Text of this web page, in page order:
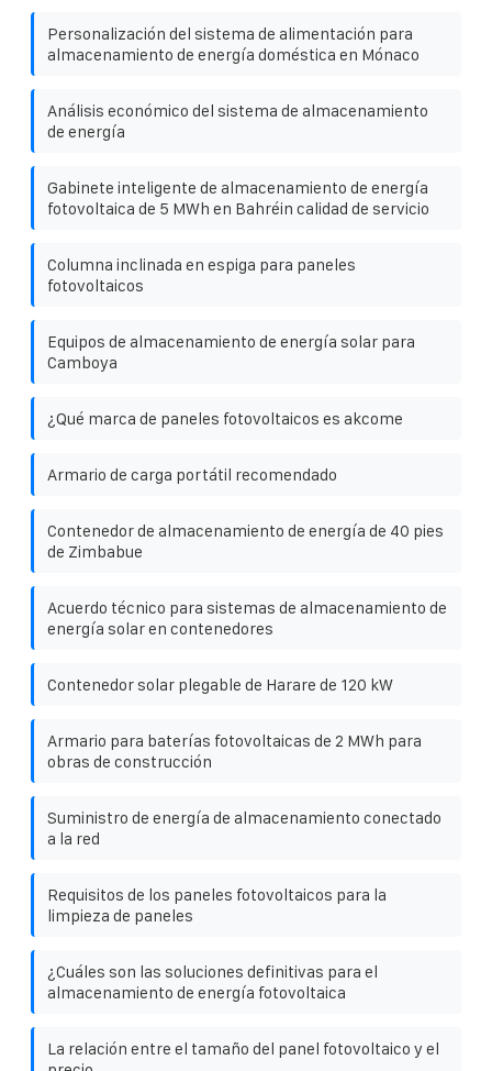
Personalización del sistema de alimentación para
almacenamiento de energía doméstica en Mónaco
Análisis económico del sistema de almacenamiento
de energía
Gabinete inteligente de almacenamiento de energía
fotovoltaica de 5 MWh en Bahréin calidad de servicio
Columna inclinada en espiga para paneles
fotovoltaicos
Equipos de almacenamiento de energía solar para
Camboya
¿Qué marca de paneles fotovoltaicos es akcome
Armario de carga portátil recomendado
Contenedor de almacenamiento de energía de 40 pies
de Zimbabue
Acuerdo técnico para sistemas de almacenamiento de
energía solar en contenedores
Contenedor solar plegable de Harare de 120 kW
Armario para baterías fotovoltaicas de 2 MWh para
obras de construcción
Suministro de energía de almacenamiento conectado
a la red
Requisitos de los paneles fotovoltaicos para la
limpieza de paneles
¿Cuáles son las soluciones definitivas para el
almacenamiento de energía fotovoltaica
La relación entre el tamaño del panel fotovoltaico y el